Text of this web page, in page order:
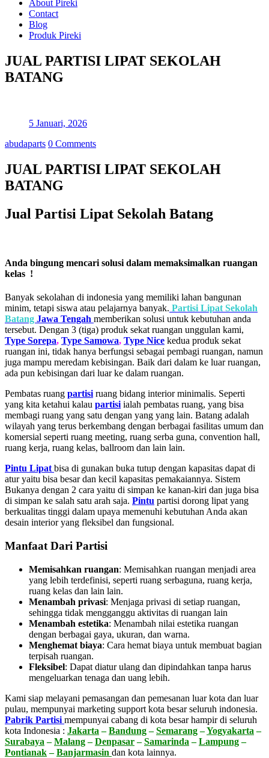
About Pireki
Contact
Blog
Produk Pireki
JUAL PARTISI LIPAT SEKOLAH
BATANG
5 Januari, 2026
abudaparts 0 Comments
JUAL PARTISI LIPAT SEKOLAH
BATANG
Jual Partisi Lipat Sekolah Batang
Anda bingung mencari solusi dalam memaksimalkan ruangan
kelas !
Banyak sekolahan di indonesia yang memiliki lahan bangunan
minim, tetapi siswa atau pelajarnya banyak. Partisi Lipat Sekolah
Batang Jawa Tengah memberikan solusi untuk kebutuhan anda
tersebut. Dengan 3 (tiga) produk sekat ruangan unggulan kami,
Type Sorepa, Type Samowa, Type Nice kedua produk sekat
ruangan ini, tidak hanya berfungsi sebagai pembagi ruangan, namun
juga mampu meredam kebisingan. Baik dari dalam ke luar ruangan,
ada pun kebisingan dari luar ke dalam ruangan.
Pembatas ruang partisi ruang bidang interior minimalis. Seperti
yang kita ketahui kalau partisi ialah pembatas ruang, yang bisa
membagi ruang yang satu dengan yang yang lain. Batang adalah
wilayah yang terus berkembang dengan berbagai fasilitas umum dan
komersial seperti ruang meeting, ruang serba guna, convention hall,
ruang kerja, ruang kelas, ballroom dan lain lain.
Pintu Lipat bisa di gunakan buka tutup dengan kapasitas dapat di
atur yaitu bisa besar dan kecil kapasitas pemakaiannya. Sistem
Bukanya dengan 2 cara yaitu di simpan ke kanan-kiri dan juga bisa
di simpan ke salah satu arah saja. Pintu partisi dorong lipat yang
berkualitas tinggi dalam upaya memenuhi kebutuhan Anda akan
desain interior yang fleksibel dan fungsional.
Manfaat Dari Partisi
Memisahkan ruangan: Memisahkan ruangan menjadi area
yang lebih terdefinisi, seperti ruang serbaguna, ruang kerja,
ruang kelas dan lain lain.
Menambah privasi: Menjaga privasi di setiap ruangan,
sehingga tidak mengganggu aktivitas di ruangan lain
Menambah estetika: Menambah nilai estetika ruangan
dengan berbagai gaya, ukuran, dan warna.
Menghemat biaya: Cara hemat biaya untuk membuat bagian
terpisah ruangan.
Fleksibel: Dapat diatur ulang dan dipindahkan tanpa harus
mengeluarkan tenaga dan uang lebih.
Kami siap melayani pemasangan dan pemesanan luar kota dan luar
pulau, mempunyai marketing support kota besar seluruh indonesia.
Pabrik Partisi mempunyai cabang di kota besar hampir di seluruh
kota Indonesia : Jakarta –Bandung–Semarang–Yogyakarta –
Surabaya –Malang–Denpasar–Samarinda –Lampung–
Pontianak–Banjarmasin dan kota lainnya.